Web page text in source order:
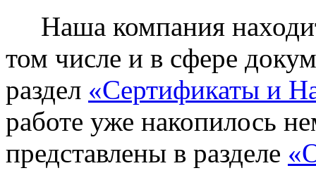
Наша компания
том числе и в сфере
раздел «Сертификаты и
работе уже накопилось
представлены в разделе